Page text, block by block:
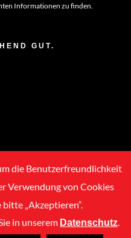
Informationen zu finden.
GUT.
die Benutzerfreundlichkeit
Verwendung von Cookies
„Akzeptieren“.
in unserem Datenschutz.